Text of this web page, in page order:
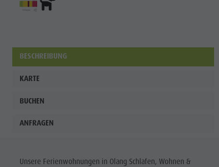
BESCHREIBUNG
KARTE
BUCHEN
ANFRAGEN
Unsere Ferienwohnungen in Olang Schlafen, Wohnen &